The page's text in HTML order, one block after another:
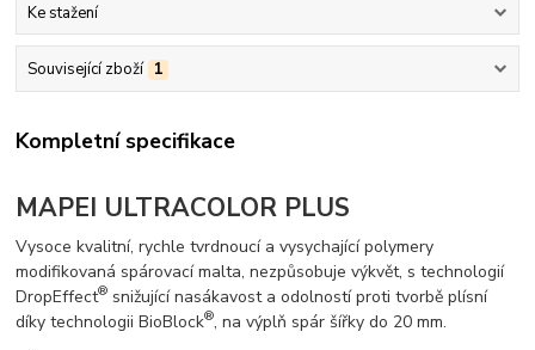
Ke stažení
Související zboží 1
Kompletní specifikace
MAPEI ULTRACOLOR PLUS
Vysoce kvalitní, rychle tvrdnoucí a vysychající polymery
modifikovaná spárovací malta, nezpůsobuje výkvět, s technologií
DropEffect® snižující nasákavost a odolností proti tvorbě plísní
díky technologii BioBlock®, na výplň spár šířky do 20 mm.